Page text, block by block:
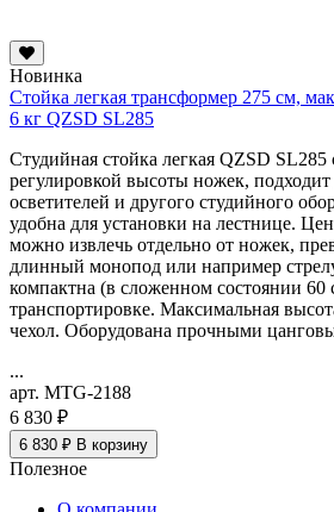
Новинка
Стойка легкая трансформер 275 см,
6 кг QZSD SL285
Студийная стойка легкая QZSD SL285
регулировкой высоты ножек, подходит
осветителей и другого студийного
удобна для установки на лестнице.
можно извлечь отдельно от ножек,
длинный монопод или например
компактна (в сложенном состоянии 60
транспортировке. Максимальная
чехол. Оборудована прочными
...
арт. MTG-2188
6 830 ₽
6 830 ₽ В корзину
Полезное